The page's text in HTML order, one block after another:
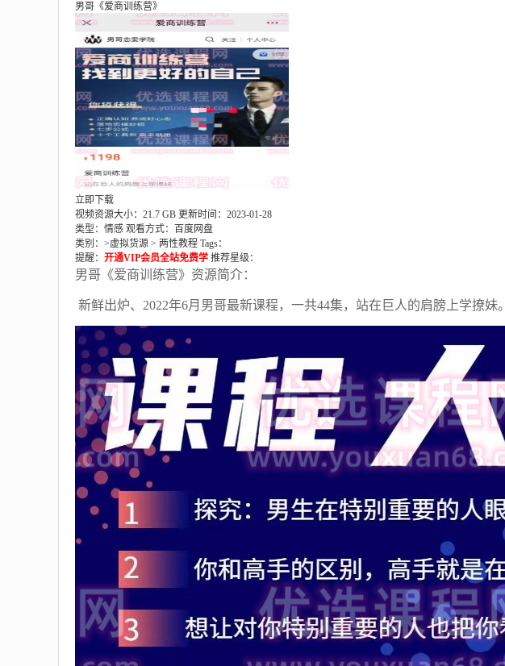
男哥《爱商训练营》
立即下载
视频资源大小：21.7 GB 更新时间：2023-01-28
类型：情感 观看方式：百度网盘
类别：>虚拟货源 > 两性教程 Tags：
提醒： 开通VIP会员全站免费学 推荐星级：
男哥《爱商训练营》资源简介：
新鲜出炉、2022年6月男哥最新课程，一共44集，站在巨人的肩膀上学撩妹。